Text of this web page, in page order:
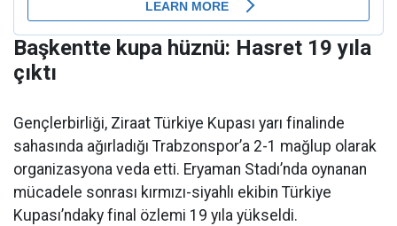
Başkentte kupa hüznü: Hasret 19 yıla
çıktı
Gençlerbirliği, Ziraat Türkiye Kupası yarı finalinde
sahasında ağırladığı Trabzonspor’a 2-1 mağlup olarak
organizasyona veda etti. Eryaman Stadı’nda oynanan
mücadele sonrası kırmızı-siyahlı ekibin Türkiye
Kupası’ndaky final özlemi 19 yıla yükseldi.